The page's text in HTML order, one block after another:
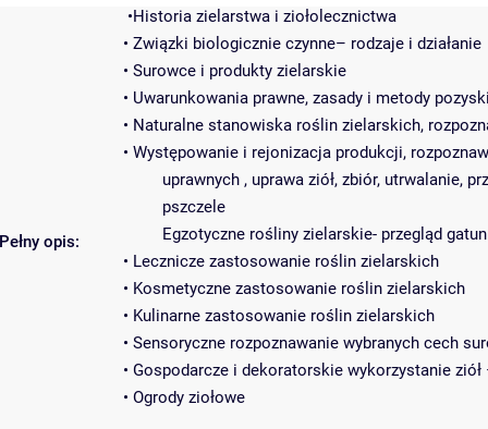
Pełny opis:
•Historia zielarstwa i ziołolecznictwa
• Związki biologicznie czynne– rodzaje i działanie
• Surowce i produkty zielarskie
• Uwarunkowania prawne, zasady i metody
• Naturalne stanowiska roślin zielarskich,
• Występowanie i rejonizacja produkcji,
uprawnych , uprawa ziół, zbiór, utrwalanie,
pszczele
Egzotyczne rośliny zielarskie- przegląd
• Lecznicze zastosowanie roślin zielarskich
• Kosmetyczne zastosowanie roślin zielarskich
• Kulinarne zastosowanie roślin zielarskich
• Sensoryczne rozpoznawanie wybranych cech
• Gospodarcze i dekoratorskie wykorzystanie ziół
• Ogrody ziołowe